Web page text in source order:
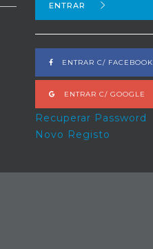
ENTRAR
ENTRAR C/ FACEBOOK
ENTRAR C/ GOOGLE
Recuperar Password
Novo Registo